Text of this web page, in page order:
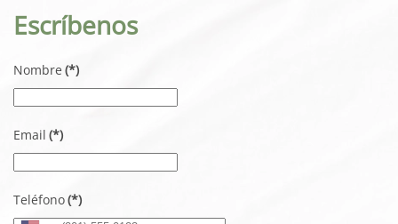
Escríbenos
Nombre (*)
Email (*)
Teléfono(*)